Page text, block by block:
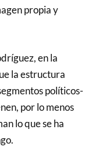
propia y
en la
la estructura
políticos-
por lo menos
lo que se ha